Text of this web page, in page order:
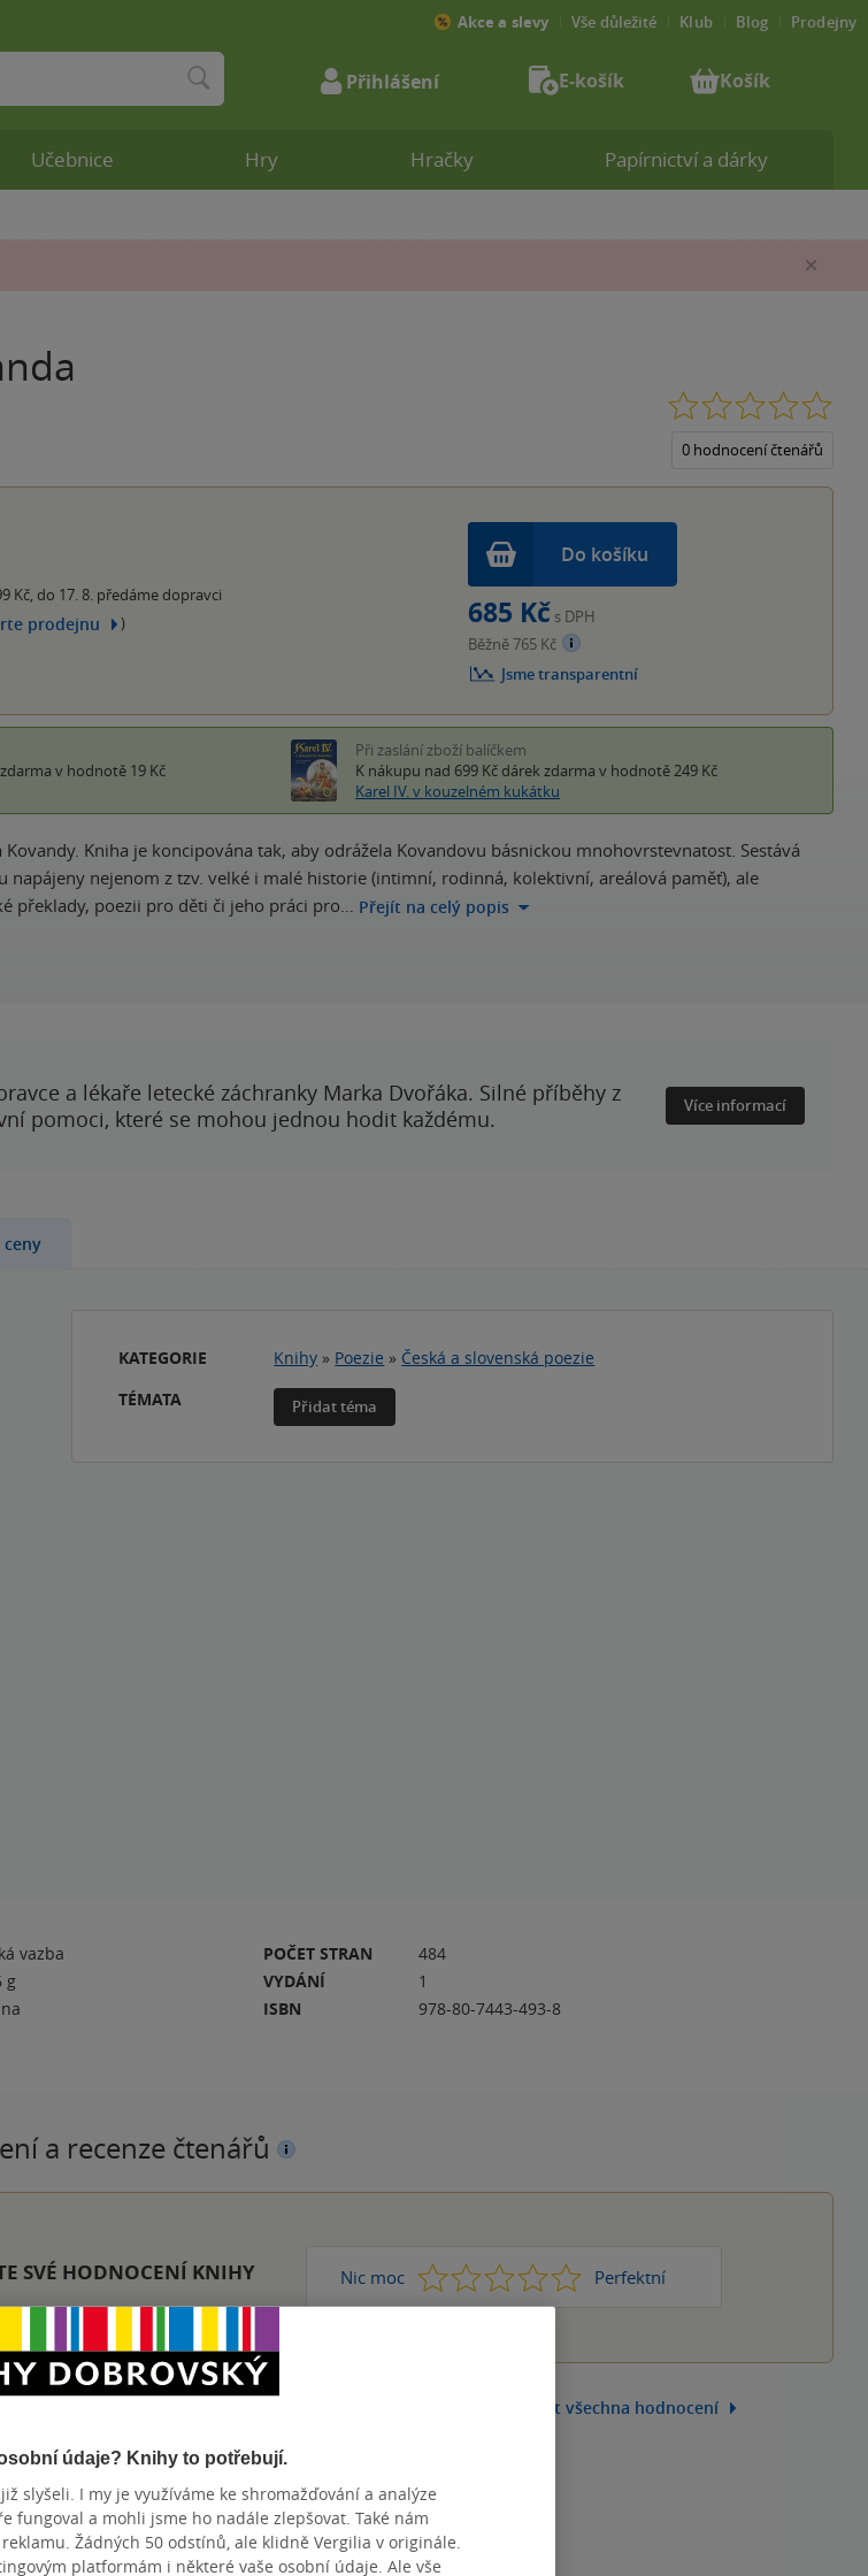
0 hodnocení čtenářů
Kč, do 17. 8. předáme dopravci
prodejnu )
Do košíku
685 Kč s DPH
Běžně 765 Kč
Jsme transparentní
v hodnotě 19 Kč
Při zaslání zboží balíčkem
K nákupu nad 699 Kč dárek zdarma v hodnotě 249 Kč
Karel IV. v kouzelném kukátku
Kniha je koncipována tak, aby odrážela Kovandovu básnickou mnohovrstevnatost. Sestává
napájeny nejenom z tzv. velké i malé historie (intimní, rodinná, kolektivní, areálová paměť), ale
překlady, poezii pro děti či jeho práci pro… Přejít na celý popis
a lékaře letecké záchranky Marka Dvořáka. Silné příběhy z
pomoci, které se mohou jednou hodit každému.
Více informací
ceny
KATEGORIE Knihy » Poezie » Česká a slovenská poezie
TÉMATA
Přidat téma
vazba
g
POČET STRAN
484
VYDÁNÍ
1
ISBN
978-80-7443-493-8
a recenze čtenářů
SVÉ HODNOCENÍ KNIHY Nic moc 1 2 3 4 Perfektní
5
Zobrazit všechna hodnocení
Přidat hodnocení
Učebnice Hry Hračky Papírnictví a dárky
Akce a slevy Vše důležité Klub Blog Prodejny
Přihlášení E-košík Košík
údaje? Knihy to potřebují.
slyšeli. I my je využíváme ke shromažďování a analýze
fungoval a mohli jsme ho nadále zlepšovat. Také nám
Žádných 50 odstínů, ale klidně Vergilia v originále.
platformám i některé vaše osobní údaje. Ale vše